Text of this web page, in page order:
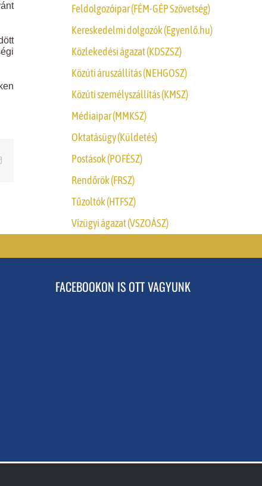
Email
Feldolgozóipar (FÉM-GÉP Szövetség)
Kereskedelmi dolgozók (Egyenlő.hu)
Közlekedési ágazat (KDSZSZ)
Közúti áruszállítás (NEHGOSZ)
Közúti személyszállítás (KMSZ)
Médiaipar (MMKSZ)
Oktatásügy (Küldetés)
Postások (POFÉSZ)
Rendőrök (FRSZ)
Tűzoltók (HTFSZ)
Vízügyi ágazat (VSZOÁSZ)
FACEBOOKON IS OTT VAGYUNK